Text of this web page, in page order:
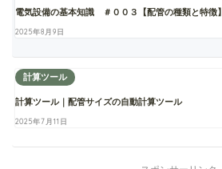
電気設備の基本知識 ＃００３【配管の種類と特徴】
2025年8月9日
計算ツール
計算ツール｜配管サイズの自動計算ツール
2025年7月11日